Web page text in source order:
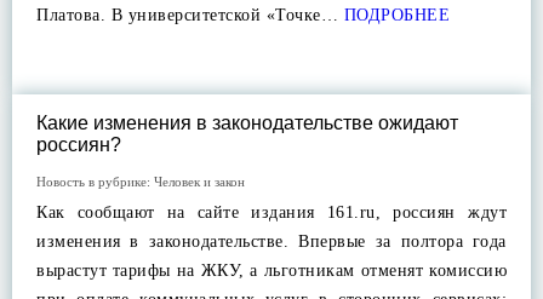
Платова. В университетской «Точке… ПОДРОБНЕЕ
Какие изменения в законодательстве ожидают
россиян?
Новость в рубрике: Человек и закон
Как сообщают на сайте издания 161.ru, россиян ждут
изменения в законодательстве. Впервые за полтора года
вырастут тарифы на ЖКУ, а льготникам отменят комиссию